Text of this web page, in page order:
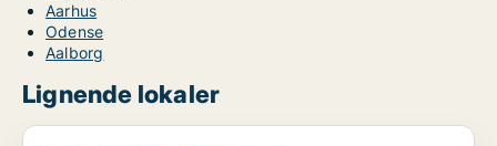
Aarhus
Odense
Aalborg
Lignende lokaler
Værksted i Hedehusene